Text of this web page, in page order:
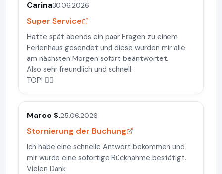
Carina30.06.2026
Super Service
Hatte spät abends ein paar Fragen zu einem
Ferienhaus gesendet und diese wurden mir alle
am nächsten Morgen sofort beantwortet.
Also sehr freundlich und schnell.
TOP! 👍🏼
Marco S.25.06.2026
Stornierung der Buchung
Ich habe eine schnelle Antwort bekommen und
mir wurde eine sofortige Rücknahme bestätigt.
Vielen Dank